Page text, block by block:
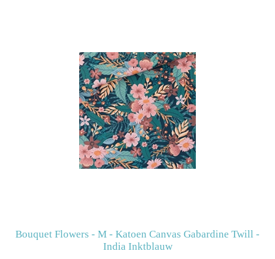
Bouquet Flowers - M - Katoen Canvas Gabardine Twill -
India Inktblauw